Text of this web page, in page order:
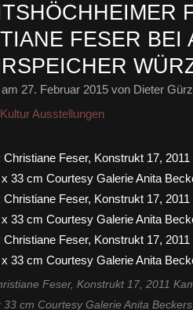
FESER BEI
27. Februar 2015 von Dieter Gürz
Ausstellungen
Feser, Konstrukt 17, 2011
33 cm Courtesy Galerie Anita